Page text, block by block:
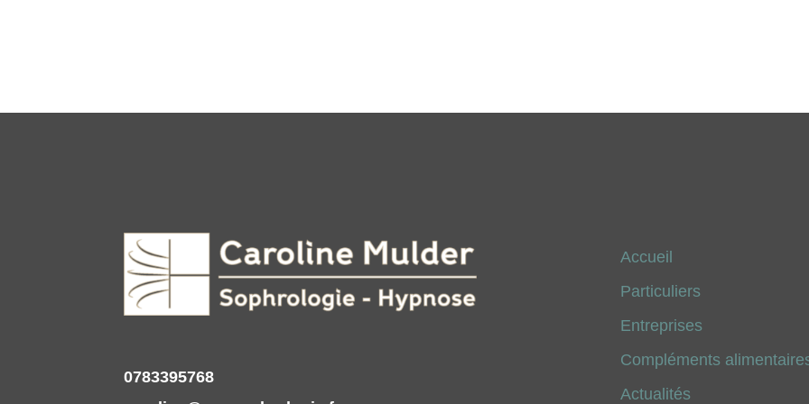
0783395768
Accueil
Particuliers
Entreprises
Compléments
Actualités